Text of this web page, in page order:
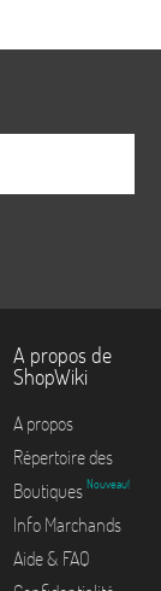
A propos de
ShopWiki
A propos
Répertoire des
Boutiques Nouveau!
Info Marchands
Aide & FAQ